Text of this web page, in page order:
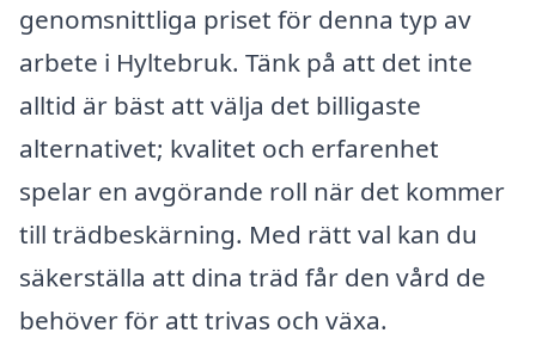
genomsnittliga priset för denna typ av
arbete i Hyltebruk. Tänk på att det inte
alltid är bäst att välja det billigaste
alternativet; kvalitet och erfarenhet
spelar en avgörande roll när det kommer
till trädbeskärning. Med rätt val kan du
säkerställa att dina träd får den vård de
behöver för att trivas och växa.